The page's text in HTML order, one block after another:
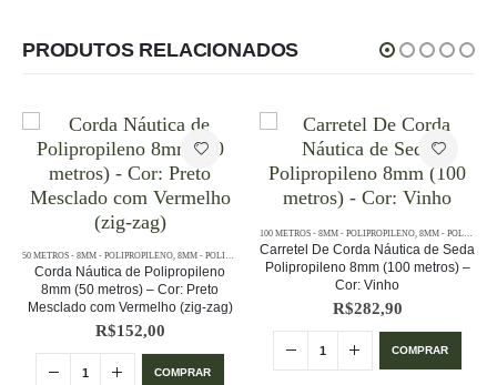
PRODUTOS RELACIONADOS
- 100 METROS - 8MM - POLIPROPILENO,PE - 8MM - POLIPROPILENO - 100 METROS
CORDA NÁUTICA REDONDA CORES LISAS - 100 METROS - 8MM - POLIPROPILENO,PE - 8MM -
50 METROS - 8MM - POLIPROPILENO, 8MM - POLIPROPILENO ,CORDA NÁUTICA REDONDA ,CORES MESCLADAS -
Corda Náutica de Polipropileno
8mm (50 metros) – Cor: Preto
Mesclado com Vermelho (zig-zag)
R$152,00
COMPRAR
100 METROS - 8MM - POLIPROPILENO, 8MM - POLIPROPILENO
Carretel De Corda Náutica de Seda
Polipropileno 8mm (100 metros) –
Cor: Vinho
R$282,90
COMPRAR